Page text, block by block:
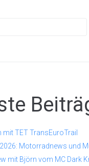
TET TransEuroTrail
Motorradnews und
mit Björn vom MC Dark